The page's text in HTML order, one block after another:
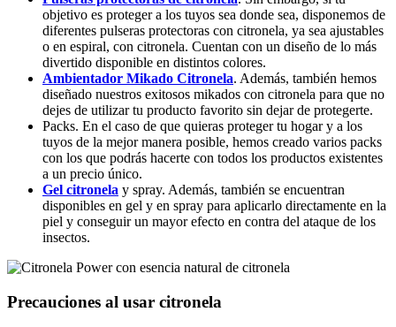
objetivo es proteger a los tuyos sea donde sea, disponemos de
diferentes pulseras protectoras con citronela, ya sea ajustables
o en espiral, con citronela. Cuentan con un diseño de lo más
divertido disponible en distintos colores.
Ambientador Mikado Citronela. Además, también hemos
diseñado nuestros exitosos mikados con citronela para que no
dejes de utilizar tu producto favorito sin dejar de protegerte.
Packs. En el caso de que quieras proteger tu hogar y a los
tuyos de la mejor manera posible, hemos creado varios packs
con los que podrás hacerte con todos los productos existentes
a un precio único.
Gel citronela y spray. Además, también se encuentran
disponibles en gel y en spray para aplicarlo directamente en la
piel y conseguir un mayor efecto en contra del ataque de los
insectos.
Precauciones al usar citronela